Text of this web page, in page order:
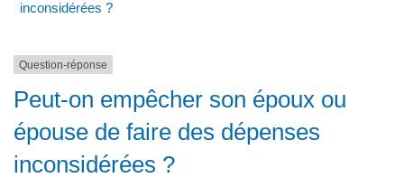
inconsidérées ?
Question-réponse
Peut-on empêcher son époux ou
épouse de faire des dépenses
inconsidérées ?